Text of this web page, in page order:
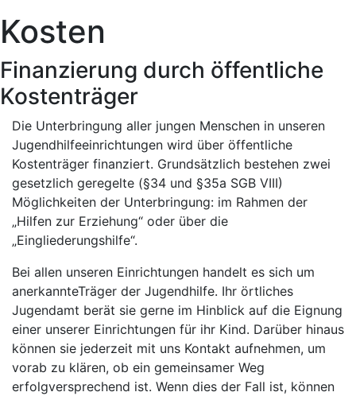
Kosten
Finanzierung durch öffentliche
Kostenträger
Die Unterbringung aller jungen Menschen in unseren
Jugendhilfeeinrichtungen wird über öffentliche
Kostenträger finanziert. Grundsätzlich bestehen zwei
gesetzlich geregelte (§34 und §35a SGB VIII)
Möglichkeiten der Unterbringung: im Rahmen der
„Hilfen zur Erziehung“ oder über die
„Eingliederungshilfe“.
Bei allen unseren Einrichtungen handelt es sich um
anerkannteTräger der Jugendhilfe. Ihr örtliches
Jugendamt berät sie gerne im Hinblick auf die Eignung
einer unserer Einrichtungen für ihr Kind. Darüber hinaus
können sie jederzeit mit uns Kontakt aufnehmen, um
vorab zu klären, ob ein gemeinsamer Weg
erfolgversprechend ist. Wenn dies der Fall ist, können